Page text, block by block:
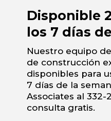
Disponible
los 7 días
Nuestro equipo
de construcción
disponibles para
7 días de la
Associates al
consulta gratis.